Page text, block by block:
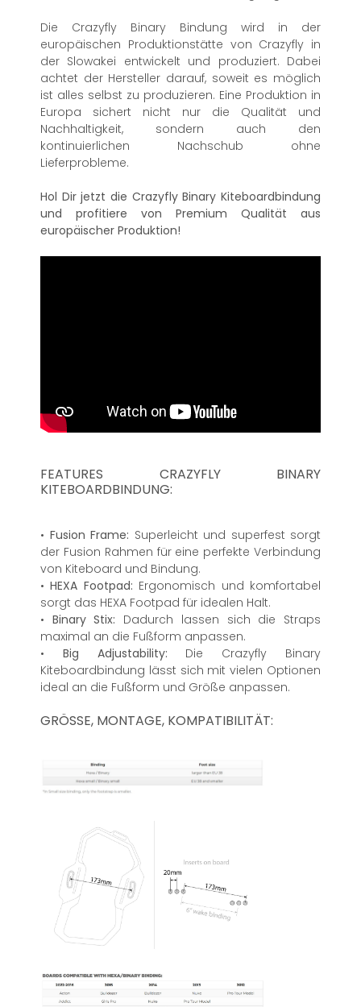
Die Crazyfly Binary Bindung wird in der
europäischen Produktionstätte von Crazyfly in
der Slowakei entwickelt und produziert. Dabei
achtet der Hersteller darauf, soweit es möglich
ist alles selbst zu produzieren. Eine Produktion in
Europa sichert nicht nur die Qualität und
Nachhaltigkeit, sondern auch den
kontinuierlichen Nachschub ohne
Lieferprobleme.
Hol Dir jetzt die Crazyfly Binary Kiteboardbindung
und profitiere von Premium Qualität aus
europäischer Produktion!
FEATURES CRAZYFLY BINARY
KITEBOARDBINDUNG:
• Fusion Frame: Superleicht und superfest sorgt
der Fusion Rahmen für eine perfekte Verbindung
von Kiteboard und Bindung.
•HEXA Footpad: Ergonomisch und komfortabel
sorgt das HEXA Footpad für idealen Halt.
• Binary Stix: Dadurch lassen sich die Straps
maximal an die Fußform anpassen.
• Big Adjustability: Die Crazyfly Binary
Kiteboardbindung lässt sich mit vielen Optionen
ideal an die Fußform und Größe anpassen.
GRÖSSE, MONTAGE, KOMPATIBILITÄT: